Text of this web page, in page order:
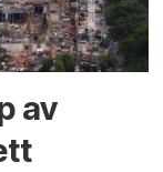
av